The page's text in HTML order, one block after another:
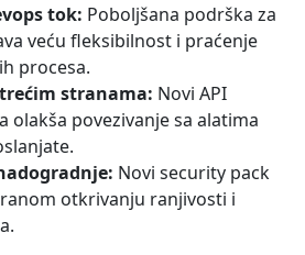
tok: Poboljšana podrška za
veću fleksibilnost i praćenje
procesa.
stranama: Novi API
olakša povezivanje sa alatima
Novi security pack
otkrivanju ranjivosti i